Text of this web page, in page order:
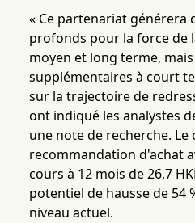
« Ce partenariat générera
profonds pour la force de
moyen et long terme,
supplémentaires à court
sur la trajectoire de
ont indiqué les analystes
une note de recherche.
recommandation d'achat
cours à 12 mois de 26,7
potentiel de hausse de 54
niveau actuel.